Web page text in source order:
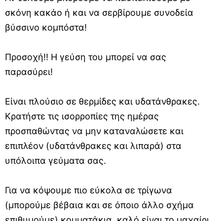
σκόνη κακάο ή και να σερβίρουμε συνοδεία
βύσσινο κομπόστα!
Προσοχή!! Η γεύση του μπορεί να σας
παρασύρει!
Είναι πλούσιο σε θερμίδες και υδατάνθρακες.
Κρατήστε τις ισορροπίες της ημέρας
προσπαθώντας να μην καταναλώσετε και
επιπλέον (υδατάνθρακες και λιπαρά) στα
υπόλοιπα γεύματα σας.
Για να κόψουμε πιο εύκολα σε τρίγωνα
(μπορούμε βέβαια και σε όποιο άλλο σχήμα